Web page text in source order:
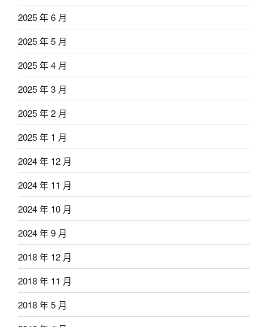
2025 年 6 月
2025 年 5 月
2025 年 4 月
2025 年 3 月
2025 年 2 月
2025 年 1 月
2024 年 12 月
2024 年 11 月
2024 年 10 月
2024 年 9 月
2018 年 12 月
2018 年 11 月
2018 年 5 月